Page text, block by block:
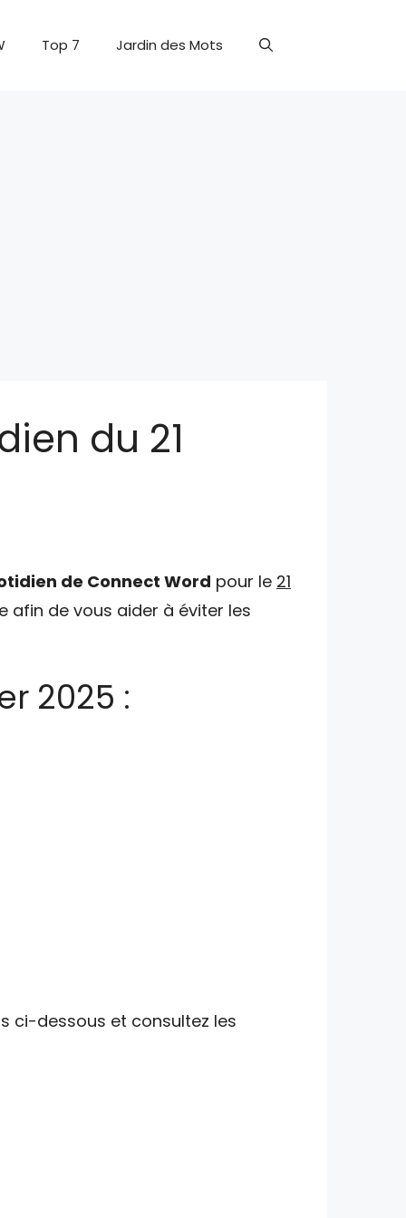
Top 7 Jardin des Mots
du 21
de Connect Word pour le 21
afin de vous aider à éviter les
2025 :
ci-dessous et consultez les